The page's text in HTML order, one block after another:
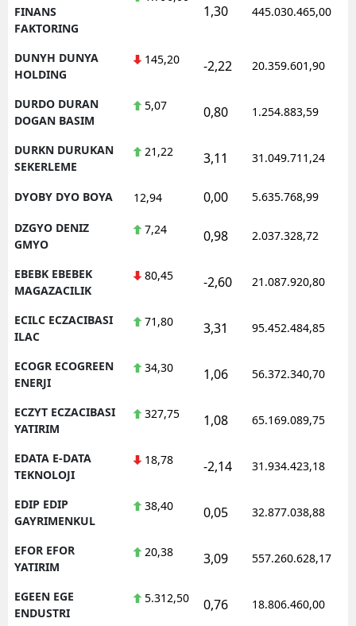
FINANS
FAKTORING
1,30 445.030.465,00
DUNYH DUNYA
HOLDING
145,20 -2,22 20.359.601,90
DURDO DURAN
DOGAN BASIM
5,07 0,80 1.254.883,59
DURKN DURUKAN
SEKERLEME
21,22 3,11 31.049.711,24
DYOBY DYO BOYA 12,94 0,00 5.635.768,99
DZGYO DENIZ
GMYO
7,24 0,98 2.037.328,72
EBEBK EBEBEK
MAGAZACILIK
80,45 -2,60 21.087.920,80
ECILC ECZACIBASI
ILAC
71,80 3,31 95.452.484,85
ECOGR ECOGREEN
ENERJI
34,30 1,06 56.372.340,70
ECZYT ECZACIBASI
YATIRIM
327,75 1,08 65.169.089,75
EDATA E-DATA
TEKNOLOJI
18,78 -2,14 31.934.423,18
EDIP EDIP
GAYRIMENKUL
38,40 0,05 32.877.038,88
EFOR EFOR
YATIRIM
20,38 3,09 557.260.628,17
EGEEN EGE
ENDUSTRI
5.312,50 0,76 18.806.460,00